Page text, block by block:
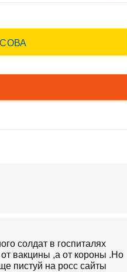
солдат в госпиталях
вакцины ,а от короны .Но
пистуй на росс сайты